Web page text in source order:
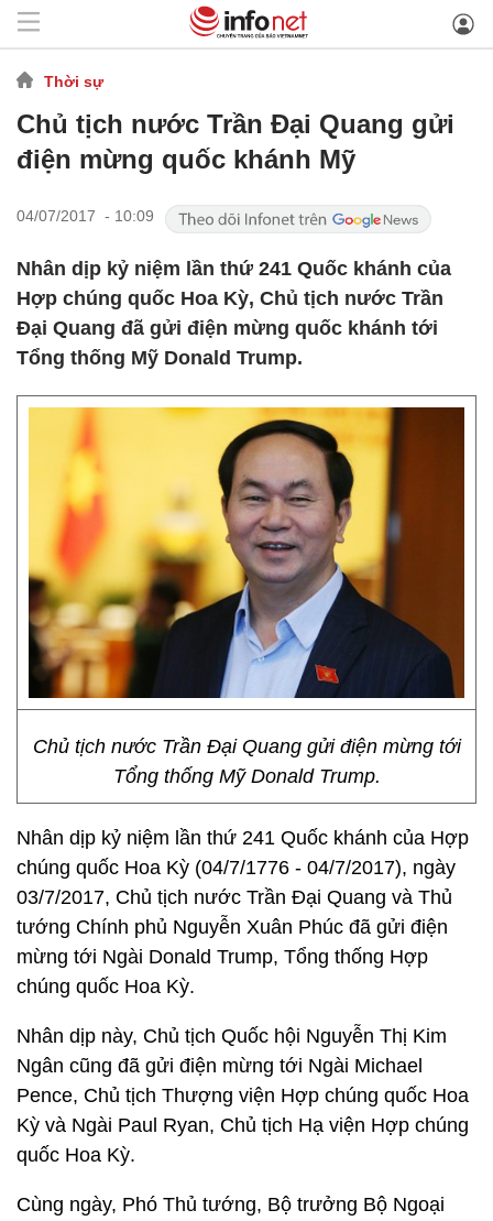
Thời sự
Chủ tịch nước Trần Đại Quang gửi
điện mừng quốc khánh Mỹ
04/07/2017 - 10:09
Nhân dịp kỷ niệm lần thứ 241 Quốc khánh của
Hợp chúng quốc Hoa Kỳ, Chủ tịch nước Trần
Đại Quang đã gửi điện mừng quốc khánh tới
Tổng thống Mỹ Donald Trump.
Chủ tịch nước Trần Đại Quang gửi điện mừng tới
Tổng thống Mỹ Donald Trump.
Nhân dịp kỷ niệm lần thứ 241 Quốc khánh của Hợp
chúng quốc Hoa Kỳ (04/7/1776 - 04/7/2017), ngày
03/7/2017, Chủ tịch nước Trần Đại Quang và Thủ
tướng Chính phủ Nguyễn Xuân Phúc đã gửi điện
mừng tới Ngài Donald Trump, Tổng thống Hợp
chúng quốc Hoa Kỳ.
Nhân dịp này, Chủ tịch Quốc hội Nguyễn Thị Kim
Ngân cũng đã gửi điện mừng tới Ngài Michael
Pence, Chủ tịch Thượng viện Hợp chúng quốc Hoa
Kỳ và Ngài Paul Ryan, Chủ tịch Hạ viện Hợp chúng
quốc Hoa Kỳ.
Cùng ngày, Phó Thủ tướng, Bộ trưởng Bộ Ngoại